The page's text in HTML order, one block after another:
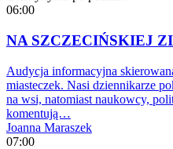
06:00
NA SZCZECIŃSKIEJ
Audycja informacyjna
miasteczek. Nasi dziennikarze
na wsi, natomiast naukowcy,
komentują…
Joanna Maraszek
07:00